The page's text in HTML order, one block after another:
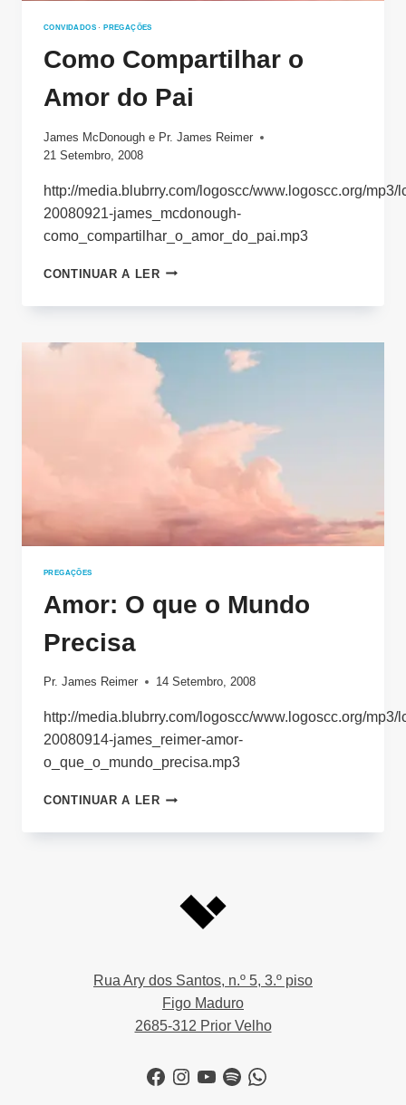
CONVIDADOS · PREGAÇÕES
Como Compartilhar o
Amor do Pai
James McDonough e Pr. James Reimer
21 Setembro, 2008
http://media.blubrry.com/logoscc/www.logoscc.org/mp3/
20080921-james_mcdonough-
como_compartilhar_o_amor_do_pai.mp3
CONTINUAR A LERCOMO
O
DO
PREGAÇÕES
Amor: O que o Mundo
Precisa
Pr. James Reimer 14 Setembro, 2008
http://media.blubrry.com/logoscc/www.logoscc.org/mp3/
20080914-james_reimer-amor-
o_que_o_mundo_precisa.mp3
CONTINUAR A LERAMOR:
QUE
Rua Ary dos Santos, n.º 5, 3.º piso
Figo Maduro
2685-312 Prior Velho
Facebook
Instagram
YouTube
SpotifyWhatsApp